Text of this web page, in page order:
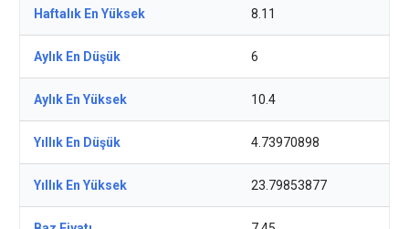
Haftalık En Yüksek 8.11
Aylık En Düşük 6
Aylık En Yüksek 10.4
Yıllık En Düşük 4.73970898
Yıllık En Yüksek 23.79853877